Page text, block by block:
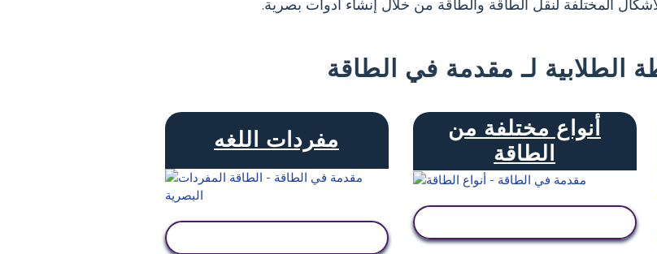
المختلفة لنقل الطاقة والطاقة من خلال إنشاء أدوات بصرية.
الطلابية لـ مقدمة في الطاقة
مفردات اللغه
أنواع مختلفة من
الطاقة